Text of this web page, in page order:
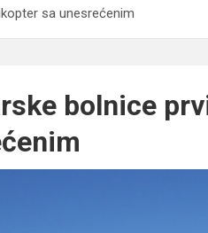
sa unesrećenim
bolnice